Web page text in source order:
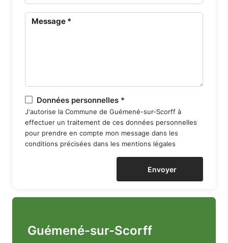
Ancien
Portail
funéraire
la
commune
Données personnelles *
J'autorise la Commune de Guémené-sur-Scorff à
effectuer un traitement de ces données personnelles
pour prendre en compte mon message dans les
conditions précisées dans les mentions légales
Envoyer
Guémené-sur-Scorff